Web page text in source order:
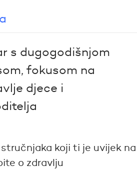
s dugogodišnjom
fokusom na
djece i
koji ti je uvijek na
o zdravlju